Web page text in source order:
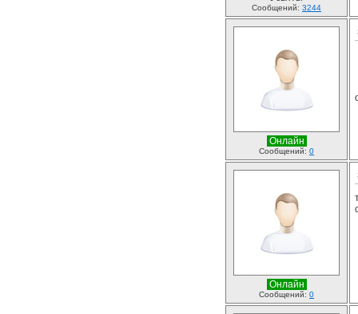
Сообщений: 3244
Онлайн
Сообщений: 0
Онлайн
Сообщений: 0